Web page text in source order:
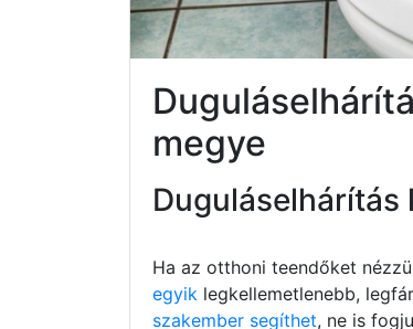
megye
Duguláselhárítás
Ha az otthoni teendőket
egyik legkellemetlenebb,
szakember segíthet, ne is